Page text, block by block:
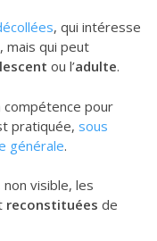
, qui intéresse
, mais qui peut
ou l’adulte.
compétence pour
pratiquée, sous
générale.
non visible, les
reconstituées de